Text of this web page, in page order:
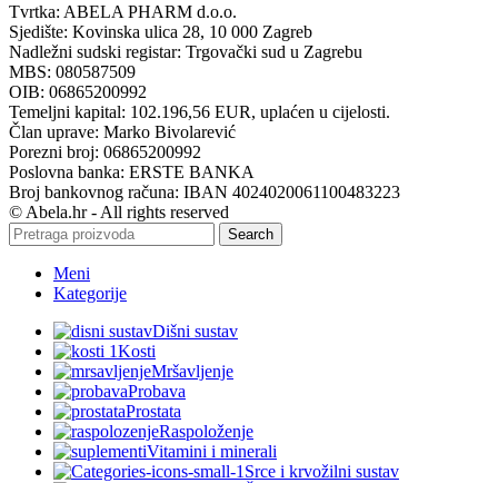
Tvrtka: ABELA PHARM d.o.o.
Sjedište: Kovinska ulica 28, 10 000 Zagreb
Nadležni sudski registar: Trgovački sud u Zagrebu
MBS: 080587509
OIB: 06865200992
Temeljni kapital: 102.196,56 EUR, uplaćen u cijelosti.
Član uprave: Marko Bivolarević
Porezni broj: 06865200992
Poslovna banka: ERSTE BANKA
Broj bankovnog računa: IBAN 4024020061100483223
© Abela.hr - All rights reserved
Search
Meni
Kategorije
Dišni sustav
Kosti
Mršavljenje
Probava
Prostata
Raspoloženje
Vitamini i minerali
Srce i krvožilni sustav